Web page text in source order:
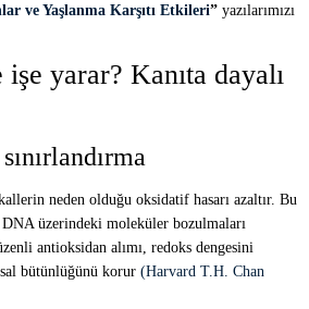
ve Yaşlanma Karşıtı Etkileri” yazılarımızı
yarar? Kanıta dayalı
neden olduğu oksidatif hasarı azaltır. Bu
üzerindeki moleküler bozulmaları
antioksidan alımı, redoks dengesini
bütünlüğünü korur (Harvard T.H. Chan